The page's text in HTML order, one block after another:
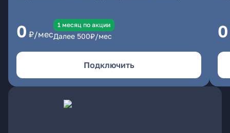
0 ₽/мес
1 месяц по акции
Далее 500₽/мес
Подключить
0